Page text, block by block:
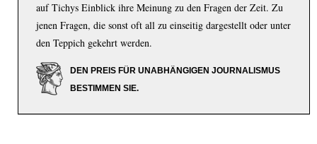
auf Tichys Einblick ihre Meinung zu den Fragen der Zeit. Zu
jenen Fragen, die sonst oft all zu einseitig dargestellt oder unter
den Teppich gekehrt werden.
DEN PREIS FÜR UNABHÄNGIGEN JOURNALISMUS
BESTIMMEN SIE.